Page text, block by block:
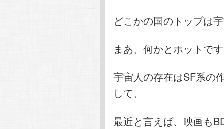
どこかの国のトップは
まあ、何かとホットで
宇宙人の存在はSF系の
して、
最近と言えば、映画も